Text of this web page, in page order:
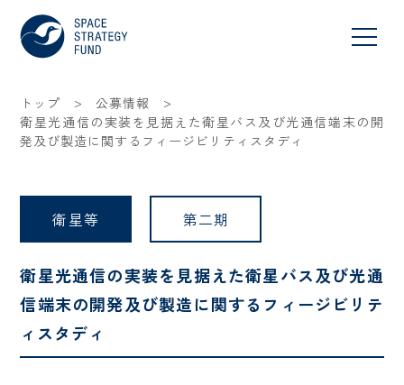
トップ > 公募情報 >
衛星光通信の実装を見据えた衛星バス及び光通信端末の開
発及び製造に関するフィージビリティスタディ
衛星等 第二期
衛星光通信の実装を見据えた衛星バス及び光通
信端末の開発及び製造に関するフィージビリテ
ィスタディ